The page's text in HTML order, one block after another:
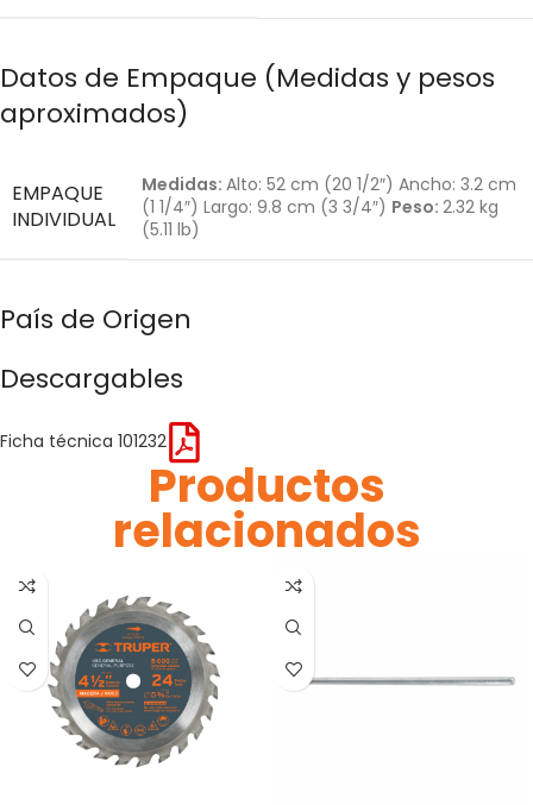
Datos de Empaque (Medidas y pesos
aproximados)
EMPAQUE
INDIVIDUAL
Medidas: Alto: 52 cm (20 1/2″) Ancho: 3.2 cm
(1 1/4″) Largo: 9.8 cm (3 3/4″) Peso: 2.32 kg
(5.11 lb)
País de Origen
Descargables
Ficha técnica 101232
Productos
relacionados